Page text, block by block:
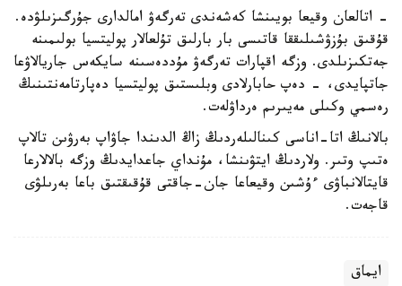
- اتالعان وقيعا بويىنشا كەشەندى تەرگەۋ امالدارى جۇرگىزىلۋدە.
قۇقىق بۇزۋشىلىققا قاتىسى بار بارلىق تۇلعالار پوليتسيا بولىمىنە
جەتكىزىلدى. وزگە اقپارات تەرگەۋ مۇددەسىنە سايكەس جاريالاۋعا
جاتپايدى، - دەپ حابارلادى وبلىستىق پوليتسيا دەپارتامەنتىنىڭ
رەسمي وكىلى مەيىرىم ەرداۋلەت.
بالانىڭ اتا-اناسى كىنالىلەردىڭ زاڭ الدىندا جاۋاپ بەرۋىن تالاپ
ەتىپ وتىر. ولاردىڭ ايتۋىنشا، مۇنداي جاعدايدىڭ وزگە بالالارعا
قايتالانباۋى ءۇشىن وقيعاعا جان-جاقتى قۇقىقتىق باعا بەرىلۋى
قاجەت.
ايماق